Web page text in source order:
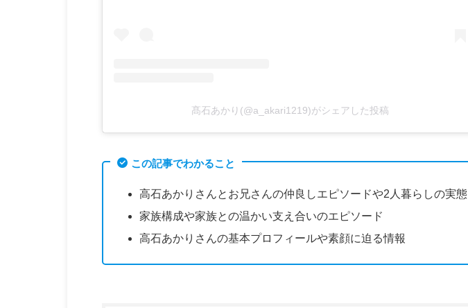
髙石あかり(@a_akari1219)がシェアした投稿
この記事でわかること
高石あかりさんとお兄さんの仲良しエピソードや2人暮らしの実態
家族構成や家族との温かい支え合いのエピソード
高石あかりさんの基本プロフィールや素顔に迫る情報